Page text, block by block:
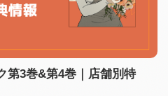
3巻&第4巻｜店舗別特